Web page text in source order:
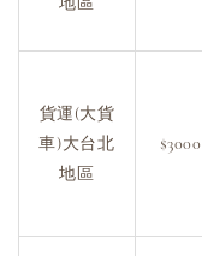
貨運(大貨
車)大台北
地區
$3000